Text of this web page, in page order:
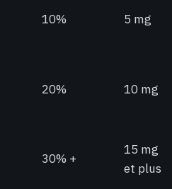
10% 5 mg
20% 10 mg
30% +
15 mg
et plus